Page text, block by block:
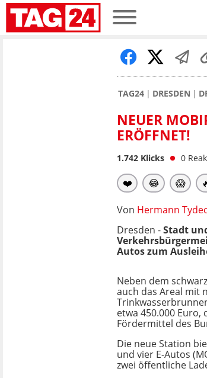
TAG24 DRESDEN
NEUER
ERÖFFNET!
1.742 Klicks 0
❤️ 😂 😱
Von Hermann
Dresden -Stadt
Autos zum
Neben dem
auch das Areal mit
etwa 450.000 Euro,
Fördermittel des
Die neue Station
und vier E-Autos
zwei öffentliche